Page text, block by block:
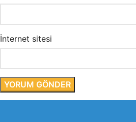
İnternet sitesi